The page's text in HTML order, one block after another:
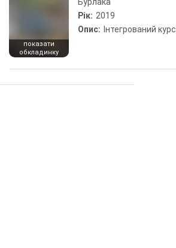
показати
обкладинку
Рік: 2019
Опис: Інтегрований курс